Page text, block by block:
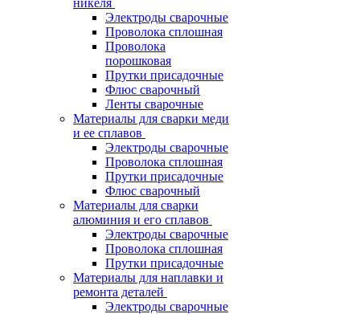
никеля
Электроды сварочные
Проволока сплошная
Проволока
порошковая
Прутки присадочные
Флюс сварочный
Ленты сварочные
Материалы для сварки меди
и ее сплавов
Электроды сварочные
Проволока сплошная
Прутки присадочные
Флюс сварочный
Материалы для сварки
алюминия и его сплавов
Электроды сварочные
Проволока сплошная
Прутки присадочные
Материалы для наплавки и
ремонта деталей
Электроды сварочные